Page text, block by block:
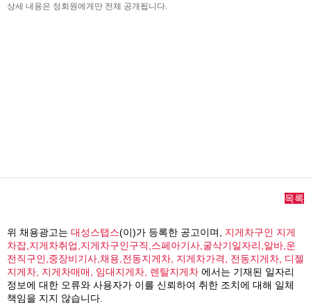
상세 내용은 정회원에게만 전체 공개됩니다.
목록
위 채용광고는 대성스탭스(이)가 등록한 공고이며, 지게차구인 지게
차잡,지게차취업,지게차구인구직,스페아기사,굴삭기일자리,알바,운
전직구인,중장비기사,채용,전동지게차, 지게차가격, 전동지게차, 디젤
지게차, 지게차매매, 임대지게차, 렌탈지게차 에서는 기재된 일자리
정보에 대한 오류와 사용자가 이를 신뢰하여 취한 조치에 대해 일체
책임을 지지 않습니다.